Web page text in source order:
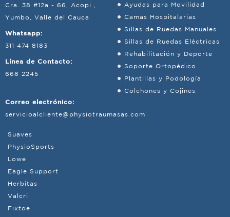
Cra. 38 #12a - 66, Acopi ,
Yumbo, Valle del Cauca
Whatsapp:
311 474 8183
Línea de Contacto:
668 2245
Correo electrónico:
servicioalcliente@physiotraumasas.com
Ayudas para Movilidad
Camas Hospitalarias
Sillas de Ruedas Manuales
Sillas de Ruedas Eléctricas
Rehabilitación y Deporte
Soporte Ortopédico
Plantillas y Podología
Colchones y Cojines
Suaves
PhysioSports
Lowe
Eagle Support
Herbitas
Valcri
Fixtoe